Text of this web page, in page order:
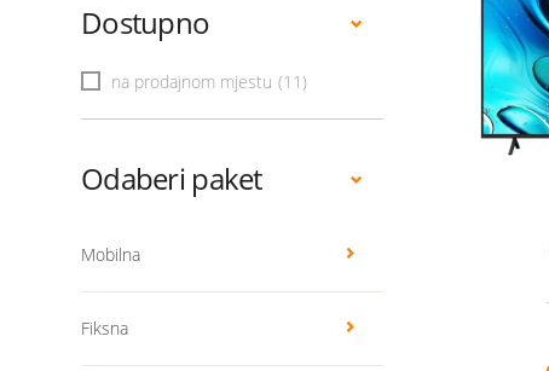
Dostupno
na prodajnom mjestu (11)
Odaberi paket
Mobilna
Fiksna